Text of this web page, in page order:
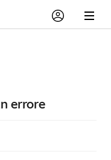
errore